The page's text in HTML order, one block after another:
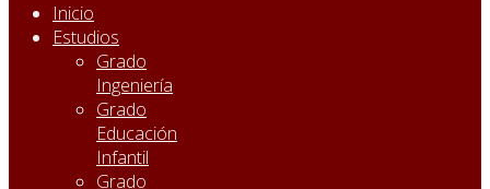
Inicio
Estudios
Grado
Ingeniería
Grado
Educación
Infantil
Grado